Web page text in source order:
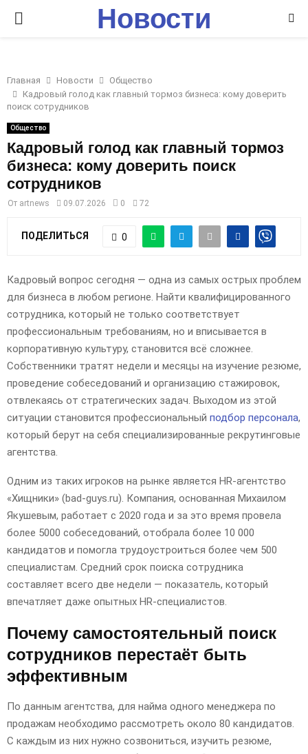
P
I
M
A
R
Y
M
E
N
U
Новости
Главная Новости
Общество
Кадровый голод как главный тормоз бизнеса: кому доверить
поиск сотрудников
Общество
Кадровый голод как главный тормоз
бизнеса: кому доверить поиск
сотрудников
От artnews 09.07.2026 0 72
ПОДЕЛИТЬСЯ 0
Кадровый вопрос сегодня — одна из самых острых проблем
для бизнеса в любом регионе. Найти квалифицированного
сотрудника, который не только соответствует
профессиональным требованиям, но и вписывается в
корпоративную культуру, становится всё сложнее.
Собственники тратят недели и месяцы на изучение резюме,
проведение собеседований и организацию стажировок,
отвлекаясь от стратегических задач. Выходом из этой
ситуации становится профессиональный подбор персонала,
который берут на себя специализированные рекрутинговые
агентства.
Одним из таких игроков на рынке является HR-агентство
«Хищники» (bad-guys.ru). Компания, основанная Михаилом
Якушевым, работает с 2020 года и за это время провела
более 5000 собеседований, отобрала более 10 000
кандидатов и помогла трудоустроиться более чем 500
специалистам. Средний срок поиска сотрудника
составляет всего две недели — показатель, который
впечатляет даже опытных HR-специалистов.
Почему самостоятельный поиск
сотрудников перестаёт быть
эффективным
По данным агентства, для найма одного менеджера по
продажам необходимо рассмотреть около 80 кандидатов.
С каждым из них нужно созвониться, изучить резюме,